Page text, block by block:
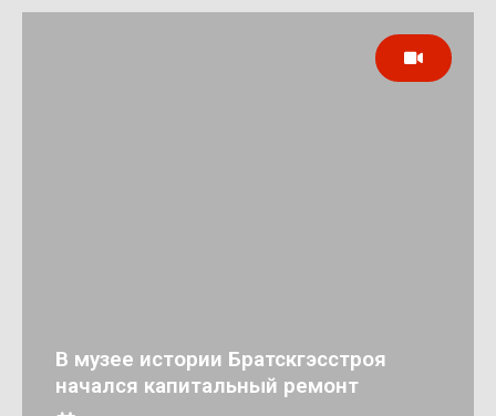
В музее истории Братскгэсстроя
начался капитальный ремонт